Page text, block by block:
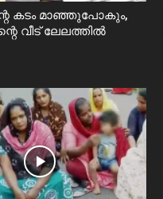
കടം മാഞ്ഞുപോകും,
വീട് ലേലത്തിൽ